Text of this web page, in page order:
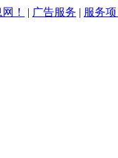
！ | 广告服务 | 服务